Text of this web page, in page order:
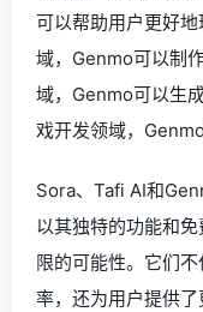
可以帮助用户更好
域，Genmo可以制
域，Genmo可以生
戏开发领域，
Sora、Tafi AI和
以其独特的功能和
限的可能性。它们
率，还为用户提供